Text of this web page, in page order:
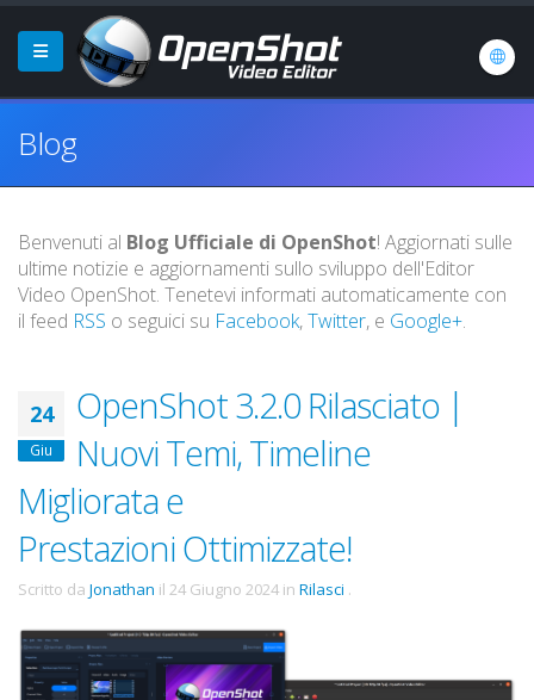
Blog
Benvenuti al Blog Ufficiale di OpenShot! Aggiornati sulle
ultime notizie e aggiornamenti sullo sviluppo dell'Editor
Video OpenShot. Tenetevi informati automaticamente con
il feed RSS o seguici su Facebook,Twitter, e Google+.
24
Giu
OpenShot 3.2.0 Rilasciato |
Nuovi Temi, Timeline
Migliorata e
Prestazioni Ottimizzate!
Scritto da Jonathan il 24 Giugno 2024 in Rilasci .